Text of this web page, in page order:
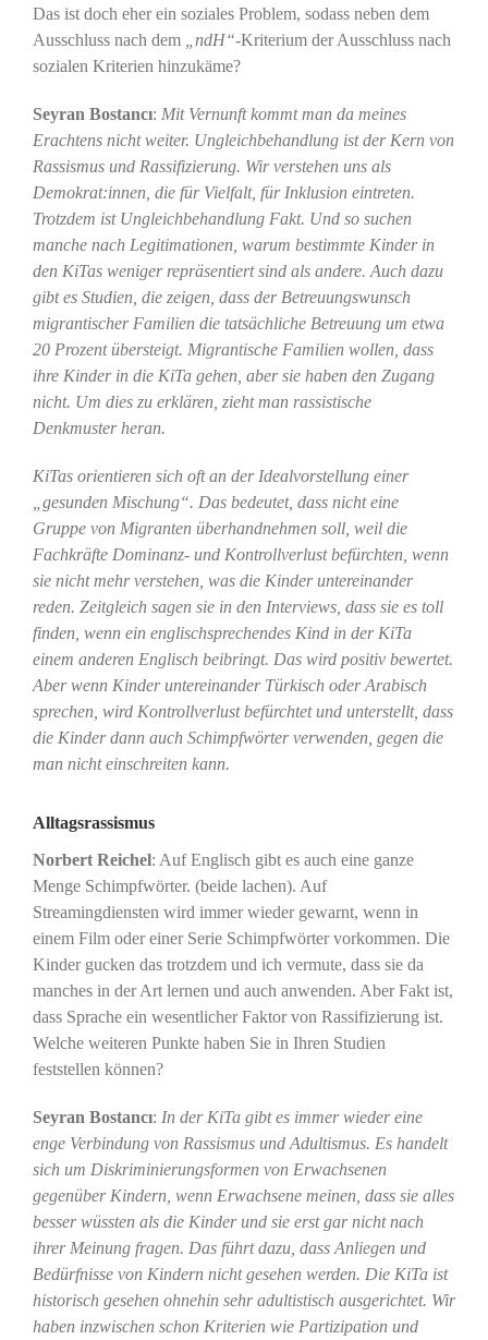
Das ist doch eher ein soziales Problem, sodass neben dem
Ausschluss nach dem
„ndH“-Kriterium der Ausschluss nach
sozialen Kriterien hinzukäme?
Seyran Bostancı: Mit Vernunft kommt man da meines
Erachtens nicht weiter. Ungleichbehandlung ist der Kern von
Rassismus und Rassifizierung. Wir verstehen uns als
Demokrat:innen, die für Vielfalt, für Inklusion eintreten.
Trotzdem ist Ungleichbehandlung Fakt. Und so suchen
manche nach Legitimationen, warum bestimmte Kinder in
den KiTas weniger repräsentiert sind als andere. Auch dazu
gibt es Studien, die zeigen, dass der Betreuungswunsch
migrantischer Familien die tatsächliche Betreuung um etwa
20 Prozent übersteigt. Migrantische Familien wollen, dass
ihre Kinder in die KiTa gehen, aber sie haben den Zugang
nicht. Um dies zu erklären, zieht man rassistische
Denkmuster heran.
KiTas orientieren sich oft an der Idealvorstellung einer
„gesunden Mischung“. Das bedeutet, dass nicht eine
Gruppe von Migranten überhandnehmen soll, weil die
Fachkräfte Dominanz- und Kontrollverlust befürchten, wenn
sie nicht mehr verstehen, was die Kinder untereinander
reden. Zeitgleich sagen sie in den Interviews, dass sie es toll
finden, wenn ein englischsprechendes Kind in der KiTa
einem anderen Englisch beibringt. Das wird positiv bewertet.
Aber wenn Kinder untereinander Türkisch oder Arabisch
sprechen, wird Kontrollverlust befürchtet und unterstellt, dass
die Kinder dann auch Schimpfwörter verwenden, gegen die
man nicht einschreiten kann.
Alltagsrassismus
Norbert Reichel: Auf Englisch gibt es auch eine ganze
Menge Schimpfwörter. (beide lachen). Auf
Streamingdiensten wird immer wieder gewarnt, wenn in
einem Film oder einer Serie Schimpfwörter vorkommen. Die
Kinder gucken das trotzdem und ich vermute, dass sie da
manches in der Art lernen und auch anwenden. Aber Fakt ist,
dass Sprache ein wesentlicher Faktor von Rassifizierung ist.
Welche weiteren Punkte haben Sie in Ihren Studien
feststellen können?
Seyran Bostancı: In der KiTa gibt es immer wieder eine
enge Verbindung von Rassismus und Adultismus. Es handelt
sich um Diskriminierungsformen von Erwachsenen
gegenüber Kindern, wenn Erwachsene meinen, dass sie alles
besser wüssten als die Kinder und sie erst gar nicht nach
ihrer Meinung fragen. Das führt dazu, dass Anliegen und
Bedürfnisse von Kindern nicht gesehen werden. Die KiTa ist
historisch gesehen ohnehin sehr adultistisch ausgerichtet. Wir
haben inzwischen schon Kriterien wie Partizipation und